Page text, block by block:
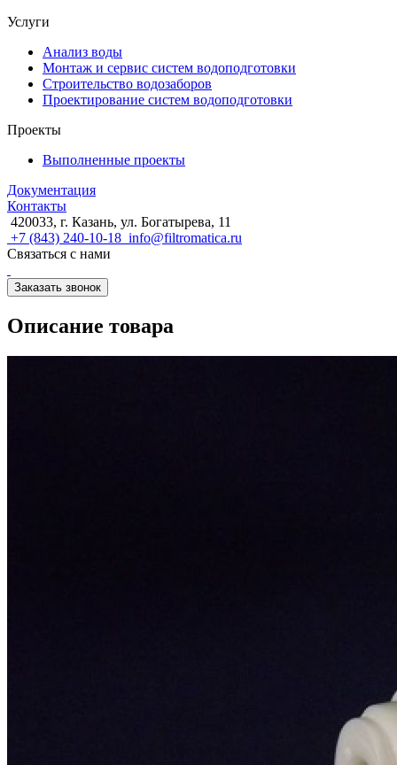
Услуги
Анализ воды
Монтаж и сервис систем водоподготовки
Строительство водозаборов
Проектирование систем водоподготовки
Проекты
Выполненные проекты
Документация
Контакты
420033, г. Казань, ул. Богатырева, 11
+7 (843) 240-10-18 info@filtromatica.ru
Связаться с нами
Заказать звонок
Описание товара